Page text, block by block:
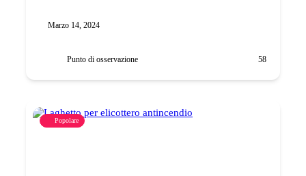
Marzo 14, 2024
Punto di osservazione 58
Popolare